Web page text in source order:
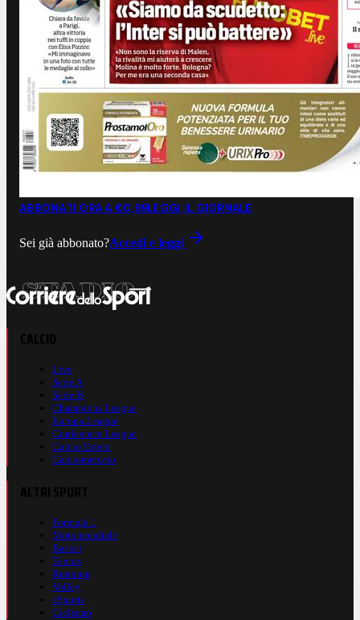
ABBONATI ORA A €0,99LEGGI IL GIORNALE
Sei già abbonato?Accedi e leggi
Live
Serie A
Serie B
Champions League
Europa League
Conference League
Calcio Estero
Calciomercato
Formula 1
Motomondiale
Basket
Tennis
Running
Volley
eSports
Ciclismo